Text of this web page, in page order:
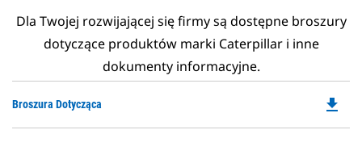
Dla Twojej rozwijającej się firmy są dostępne broszury
dotyczące produktów marki Caterpillar i inne
dokumenty informacyjne.
Broszura Dotycząca file_download